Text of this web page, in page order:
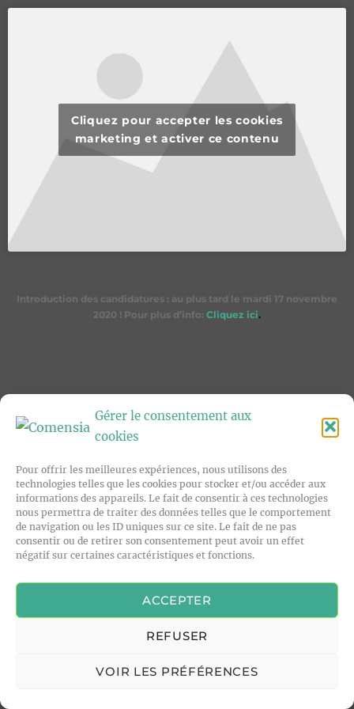
Gérer le consentement aux
cookies
Pour offrir les meilleures expériences, nous utilisons des
technologies telles que les cookies pour stocker et/ou accéder aux
informations des appareils. Le fait de consentir à ces technologies
nous permettra de traiter des données telles que le comportement
de navigation ou les ID uniques sur ce site. Le fait de ne pas
consentir ou de retirer son consentement peut avoir un effet
négatif sur certaines caractéristiques et fonctions.
ACCEPTER
REFUSER
VOIR LES PRÉFÉRENCES
Cliquez pour accepter les cookies
marketing et activer ce contenu
Introduction des candidatures : au plus tard le mardi 17 novembre
2020 ! Pour plus d’info: Cliquez ici.